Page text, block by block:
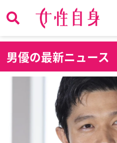
男優の最新ニュース